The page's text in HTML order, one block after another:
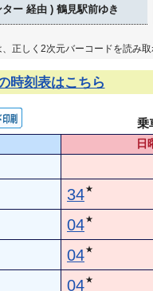
ター 経由 ) 鶴見駅前ゆき
正しく2次元バーコードを読み取
時刻表はこちら
乗
日
34★
04★
04★
04★